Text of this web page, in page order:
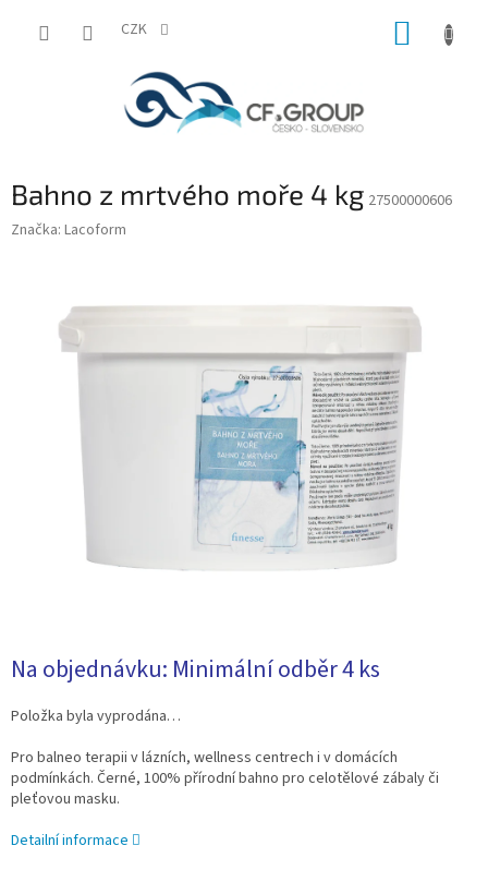
CZK
Bahno z mrtvého moře 4 kg 27500000606
Značka: Lacoform
Na objednávku: Minimální odběr 4 ks
Položka byla vyprodána…
Pro balneo terapii v lázních, wellness centrech i v domácích
podmínkách. Černé, 100% přírodní bahno pro celotělové zábaly či
pleťovou masku.
Detailní informace